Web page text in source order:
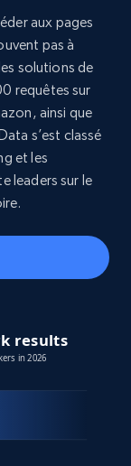
aux pages
pas à
solutions de
requêtes sur
ainsi que
s’est classé
et les
leaders sur le